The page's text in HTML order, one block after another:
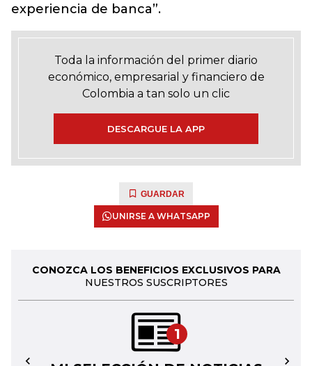
experiencia de banca”.
Toda la información del primer diario
económico, empresarial y financiero de
Colombia a tan solo un clic
DESCARGUE LA APP
GUARDAR
UNIRSE A WHATSAPP
CONOZCA LOS BENEFICIOS EXCLUSIVOS PARA
NUESTROS SUSCRIPTORES
1